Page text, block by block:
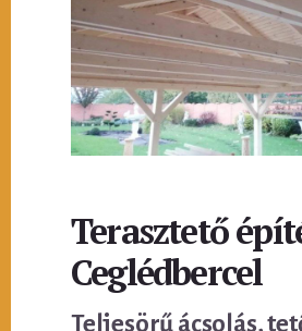
Terasztető
Ceglédbercel
Teljesörű ácsolás,